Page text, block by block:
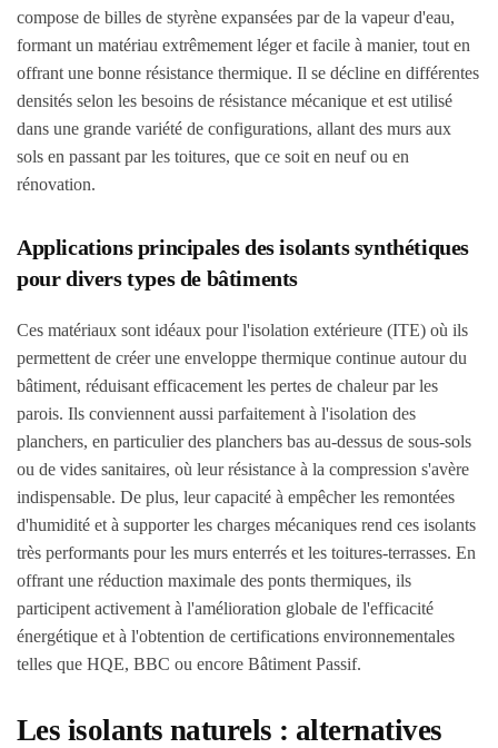
compose de billes de styrène expansées par de la vapeur d'eau,
formant un matériau extrêmement léger et facile à manier, tout en
offrant une bonne résistance thermique. Il se décline en différentes
densités selon les besoins de résistance mécanique et est utilisé
dans une grande variété de configurations, allant des murs aux
sols en passant par les toitures, que ce soit en neuf ou en
rénovation.
Applications principales des isolants synthétiques
pour divers types de bâtiments
Ces matériaux sont idéaux pour l'isolation extérieure (ITE) où ils
permettent de créer une enveloppe thermique continue autour du
bâtiment, réduisant efficacement les pertes de chaleur par les
parois. Ils conviennent aussi parfaitement à l'isolation des
planchers, en particulier des planchers bas au-dessus de sous-sols
ou de vides sanitaires, où leur résistance à la compression s'avère
indispensable. De plus, leur capacité à empêcher les remontées
d'humidité et à supporter les charges mécaniques rend ces isolants
très performants pour les murs enterrés et les toitures-terrasses. En
offrant une réduction maximale des ponts thermiques, ils
participent activement à l'amélioration globale de l'efficacité
énergétique et à l'obtention de certifications environnementales
telles que HQE, BBC ou encore Bâtiment Passif.
Les isolants naturels : alternatives